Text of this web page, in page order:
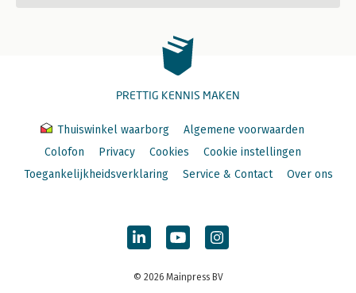
PRETTIG KENNIS MAKEN
Thuiswinkel waarborg
Algemene voorwaarden
Colofon
Privacy Cookies
Cookie instellingen
Toegankelijkheidsverklaring
Service & Contact Over ons
© 2026 Mainpress BV